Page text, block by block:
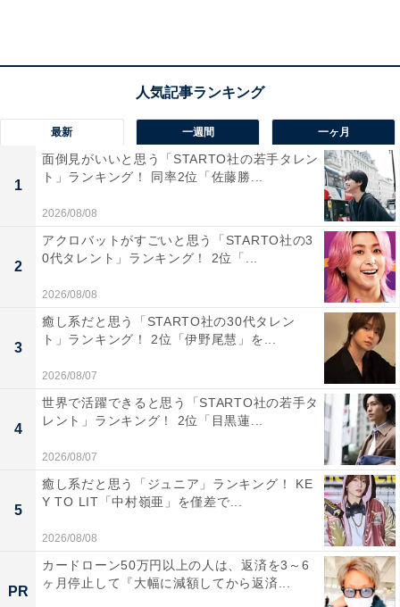
2位： 情緒あふれる街並みがある「弘前市」
「弘前市」は、県の西部に位置しています。弘前藩の城
下町として栄えた歴史のある街で、レトロモダンな街並
みが魅力的。「弘前ねぷたまつり」をはじめ、四季の移
ろいを楽しむイベントには多くの市民や観光客が訪れま
す。また、市街地には住宅や店舗、医療機関などが集ま
っているため便利。暮らしやすい環境が整っています。
最新 一週間 一ヶ月
1
面倒見がいいと思う「STARTO社の若手タレン
ト」ランキング！ 同率2位「佐藤勝...
2026/08/08
2
アクロバットがすごいと思う「STARTO社の3
0代タレント」ランキング！ 2位「...
2026/08/08
3
癒し系だと思う「STARTO社の30代タレン
ト」ランキング！ 2位「伊野尾慧」を...
2026/08/07
4
世界で活躍できると思う「STARTO社の若手タ
レント」ランキング！ 2位「目黒蓮...
2026/08/07
5
癒し系だと思う「ジュニア」ランキング！ KE
Y TO LIT「中村嶺亜」を僅差で...
2026/08/08
PR
カードローン50万円以上の人は、返済を3～6
ヶ月停止して『大幅に減額してから返済...